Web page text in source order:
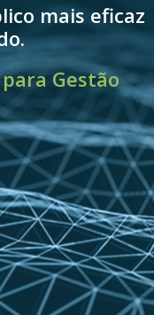
mais eficaz
Gestão